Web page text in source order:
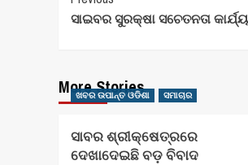
Navigation
ସାଇବର ସୁରକ୍ଷା ସଚେତନତା
More Stories
ଖବର ଉପାନ୍ତ ଓଡିଶା ସମାଚାର
ସାବର ଶ୍ରୀକ୍ଷେତ୍ରରେ
ଦେଖାଦେଇଛି ବଡ଼ ବିବାଦ